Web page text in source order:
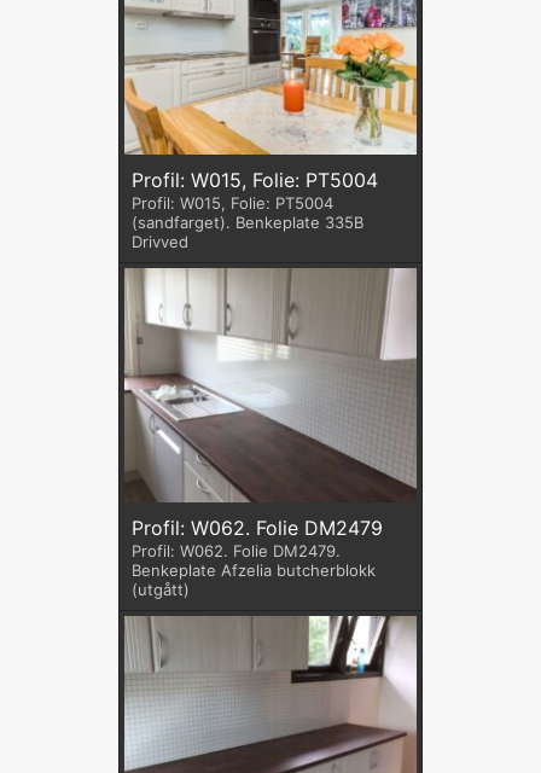
Profil: W015, Folie: PT5004
Profil: W015, Folie: PT5004
(sandfarget). Benkeplate 335B
Drivved
Profil: W062. Folie DM2479
Profil: W062. Folie DM2479.
Benkeplate Afzelia butcherblokk
(utgått)